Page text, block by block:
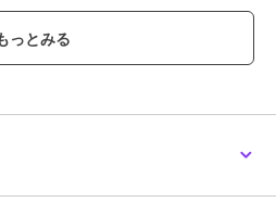
させていただきます。
が旧価格の場合がございますが
になります。
場合がありますので、予め御了承くだ